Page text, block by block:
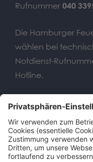
Rufnummer 040
Die Hamburger
wählen bei
Notdienst-
Hotline.
Wir
Maps-